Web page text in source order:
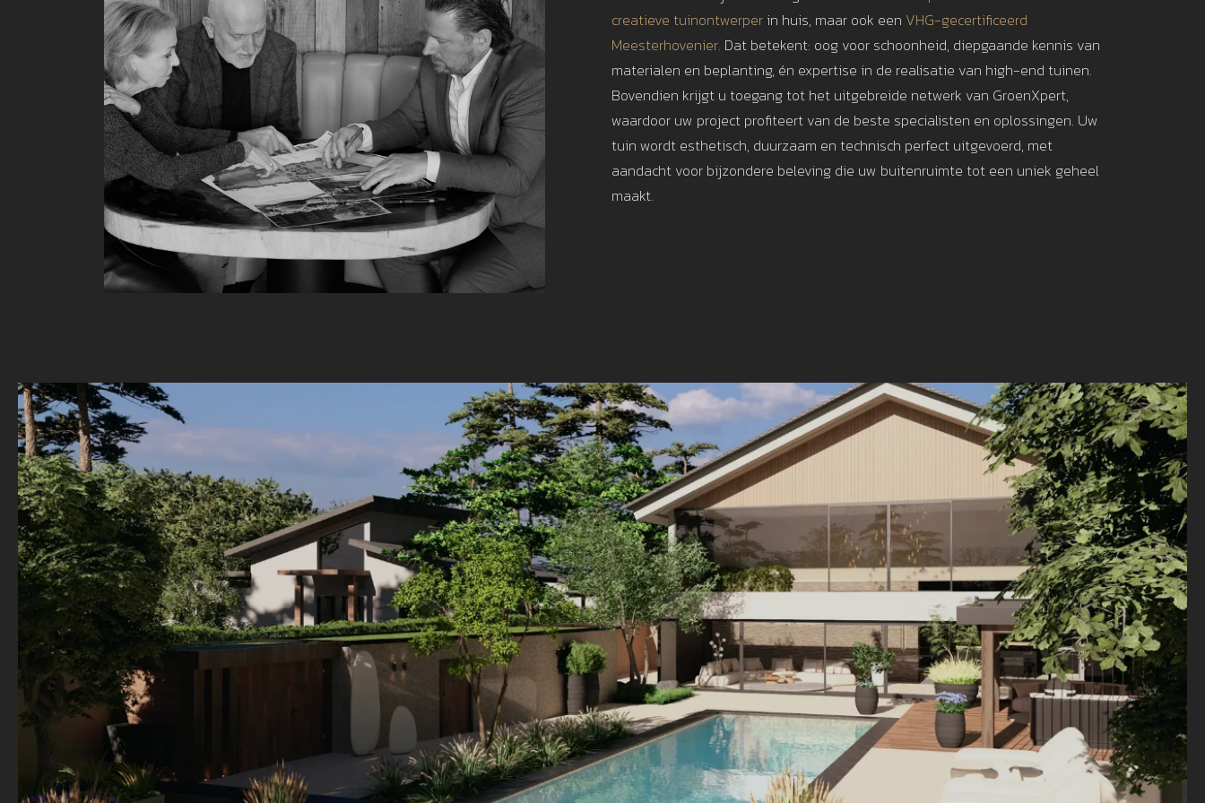
creatieve tuinontwerper in huis, maar ook een VHG-gecertificeerd
Meesterhovenier. Dat betekent: oog voor schoonheid, diepgaande kennis van
materialen en beplanting, én expertise in de realisatie van high-end tuinen.
Bovendien krijgt u toegang tot het uitgebreide netwerk van GroenXpert,
waardoor uw project profiteert van de beste specialisten en oplossingen. Uw
tuin wordt esthetisch, duurzaam en technisch perfect uitgevoerd, met
aandacht voor bijzondere beleving die uw buitenruimte tot een uniek geheel
maakt.